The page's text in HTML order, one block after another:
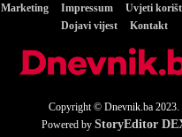
Marketing Impressum Uvjeti
Dojavi vijest
Kontakt
Copyright © Dnevnik.ba 2023.
Powered by StoryEditor